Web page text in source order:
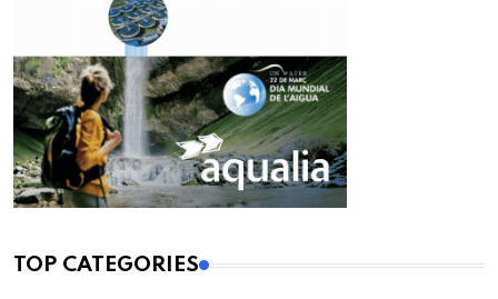
TOP CATEGORIES